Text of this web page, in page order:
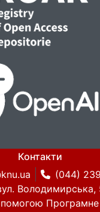
Контакти
(044)
Володимирська,
Програмне